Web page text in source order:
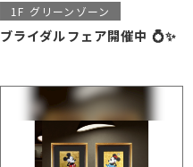
1F グリーンゾーン
ブライダルフェア開催中 💍✨